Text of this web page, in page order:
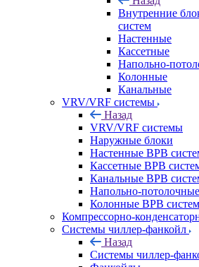
Внутренние
систем
Настенные
Кассетные
Напольно-
Колонные
Канальные
VRV/VRF системы
Назад
VRV/VRF системы
Наружные блоки
Настенные ВРВ
Кассетные ВРВ
Канальные ВРВ
Напольно-
Колонные ВРВ
Компрессорно-
Системы чиллер-фанкойл
Назад
Системы чиллер-